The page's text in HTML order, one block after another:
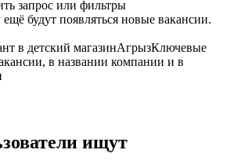
запрос или фильтры
будут появляться новые вакансии.
в детский магазинАгрызКлючевые
в названии компании и в
ищут